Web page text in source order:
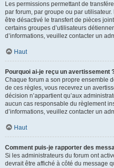
Les permissions permettant de
par forum, par groupe ou par
être désactivé le transfert de pièces
certains groupes d’utilisateurs
d’informations, veuillez contacter un
Haut
Pourquoi ai-je reçu un avertissement
Chaque forum a son propre ensemble
de ces règles, vous recevrez un
décision n’appartient qu’aux
aucun cas responsable du règlement
d’informations, veuillez contacter un
Haut
Comment puis-je rapporter des
Si les administrateurs du forum ont
devrait être affiché à côté du message